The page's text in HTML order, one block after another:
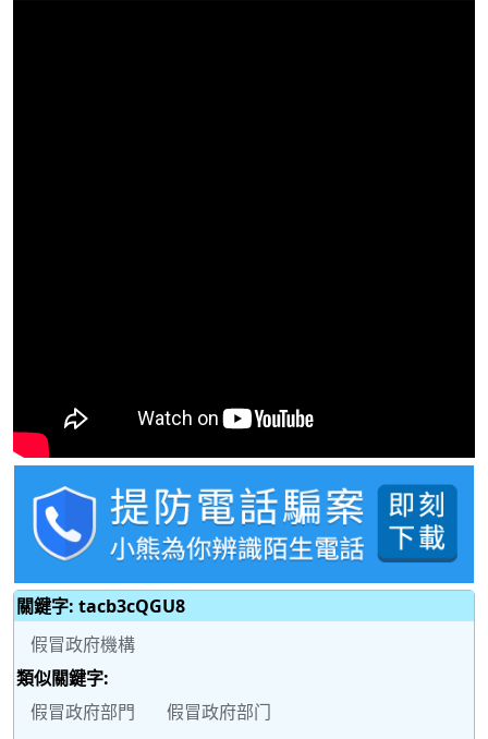
關鍵字: tacb3cQGU8
假冒政府機構
類似關鍵字:
假冒政府部門
假冒政府部门